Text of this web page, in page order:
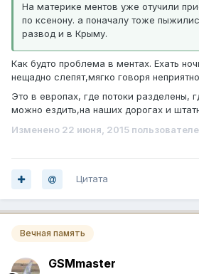
На материке ментов уже отучили
по ксенону. а поначалу тоже
развод и в Крыму.
Как будто проблема в ментах. Ехать
нещадно слепят,мягко говоря
Это в европах, где потоки разделены,
можно ездить,на наших дорогах и
Изменено 22 июня, 2015
Цитата
Вечная память
GSMmaster